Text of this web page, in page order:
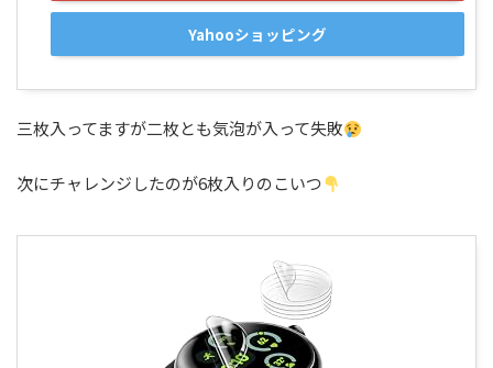
Yahooショッピング
三枚入ってますが二枚とも気泡が入って失敗
次にチャレンジしたのが6枚入りのこいつ